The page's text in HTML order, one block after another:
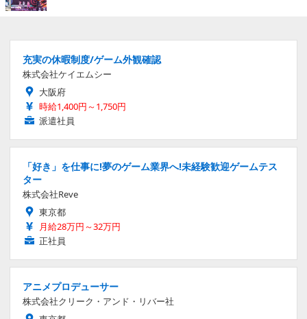
充実の休暇制度/ゲーム外観確認
株式会社ケイエムシー
大阪府
時給1,400円～1,750円
派遣社員
「好き」を仕事に!夢のゲーム業界へ!未経験歓迎ゲームテス
ター
株式会社Reve
東京都
月給28万円～32万円
正社員
アニメプロデューサー
株式会社クリーク・アンド・リバー社